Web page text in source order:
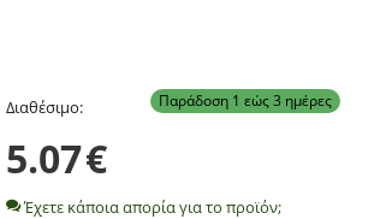
της Οφθαλμικής Περιοχής 10τμχ
Διαθέσιμο: Παράδοση 1 εώς 3 ημέρες
5.07€
Έχετε κάποια απορία για το προϊόν;